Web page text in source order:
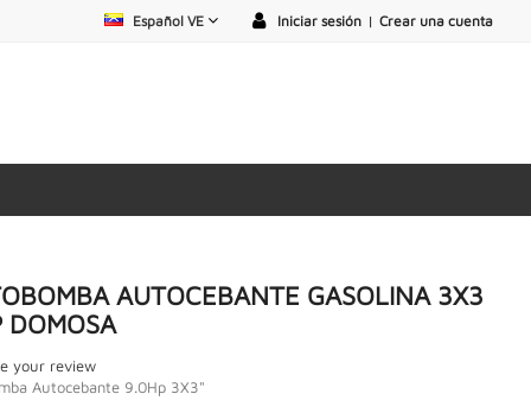
Iniciar sesión | Crear una cuenta
Español VE
AUTOCEBANTE GASOLINA 3X3
DOMOSA
your review
Autocebante 9.0Hp 3X3"